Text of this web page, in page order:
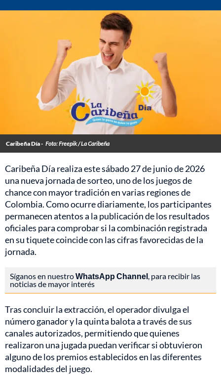
Caribeña Día - Foto: Freepik / La Caribeña
Caribeña Día realiza este sábado 27 de junio de 2026
una nueva jornada de sorteo, uno de los juegos de
chance con mayor tradición en varias regiones de
Colombia. Como ocurre diariamente, los participantes
permanecen atentos a la publicación de los resultados
oficiales para comprobar si la combinación registrada
en su tiquete coincide con las cifras favorecidas de la
jornada.
Síganos en nuestroWhatsApp Channel, para recibir las
noticias de mayor interés
Tras concluir la extracción, el operador divulga el
número ganador y la quinta balota a través de sus
canales autorizados, permitiendo que quienes
realizaron una jugada puedan verificar si obtuvieron
alguno de los premios establecidos en las diferentes
modalidades del juego.